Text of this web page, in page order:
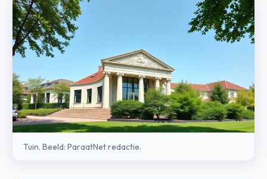
Tuin. Beeld: ParaatNet redactie.